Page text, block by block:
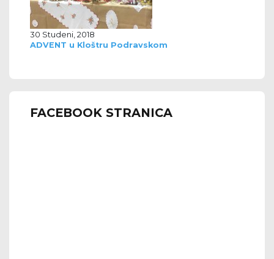
30 Studeni, 2018
ADVENT u Kloštru Podravskom
FACEBOOK STRANICA